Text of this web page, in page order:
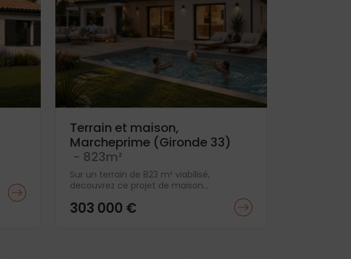
Terrain et maison,
Marcheprime (Gironde 33)
- 823m²
Sur un terrain de 823 m² viabilisé,
decouvrez ce projet de maison...
303 000 €